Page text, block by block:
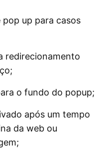
up para casos
redirecionamento
o fundo do popup;
após um tempo
da web ou